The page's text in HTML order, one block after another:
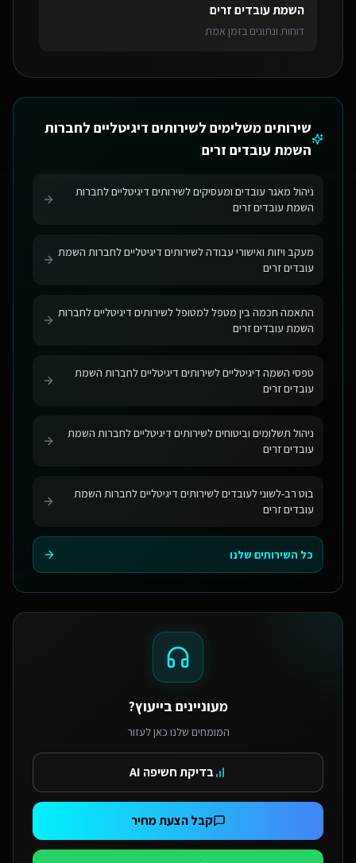
השמת עובדים זרים
דוחות ונתונים בזמן אמת
שירותים משלימים לשירותים דיגיטליים לחברות
השמת עובדים זרים
ניהול מאגר עובדים ומעסיקים לשירותים דיגיטליים לחברות
השמת עובדים זרים
מעקב ויזות ואישורי עבודה לשירותים דיגיטליים לחברות השמת
עובדים זרים
התאמה חכמה בין מטפל למטופל לשירותים דיגיטליים לחברות
השמת עובדים זרים
טפסי השמה דיגיטליים לשירותים דיגיטליים לחברות השמת
עובדים זרים
ניהול תשלומים וביטוחים לשירותים דיגיטליים לחברות השמת
עובדים זרים
בוט רב-לשוני לעובדים לשירותים דיגיטליים לחברות השמת
עובדים זרים
כל השירותים שלנו
מעוניינים בייעוץ?
המומחים שלנו כאן לעזור
בדיקת חשיפה AI
קבל הצעת מחיר